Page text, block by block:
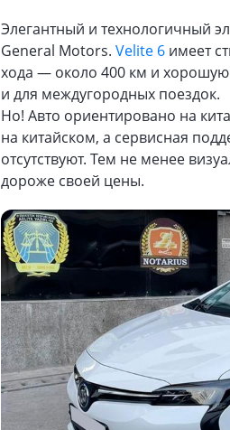
Элегантный и технологичный
General Motors. Velite 6 имеет
хода — около 400 км и хорошую
и для междугородных поездок.
Но! Авто ориентировано на
на китайском, а сервисная
отсутствуют. Тем не менее
дороже своей цены.